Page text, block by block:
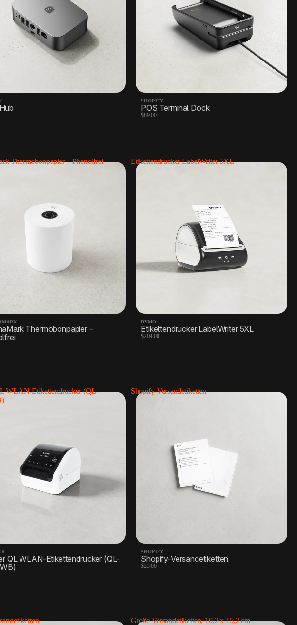
SHOPIFY
POS Terminal Dock
$89.00
Thermobonpapier – Phenolfrei
Thermobonpapier –
Etikettendrucker LabelWriter 5XL
DYMO
Etikettendrucker LabelWriter 5XL
$209.00
WLAN-Etikettendrucker (QL-
QL WLAN-Etikettendrucker (QL-
Shopify-Versandetiketten
SHOPIFY
Shopify-Versandetiketten
$25.00
Große Versandetiketten, 10,2 x 15,2 cm